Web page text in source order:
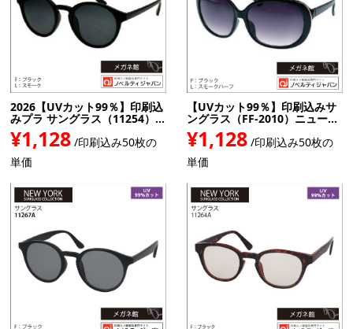
2026【UVカット99％】印刷込
みプラ サングラス（11254）...
¥1,128 /印刷込み50枚の
単価
【UVカット99％】印刷込みサ
ングラス（FF-2010）ニュー...
¥1,128 /印刷込み50枚の
単価